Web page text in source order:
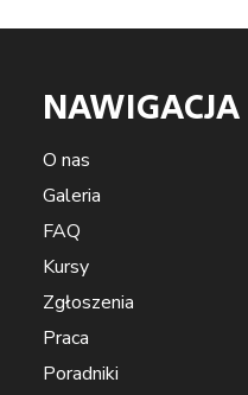
NAWIGACJA
O nas
Galeria
FAQ
Kursy
Zgłoszenia
Praca
Poradniki